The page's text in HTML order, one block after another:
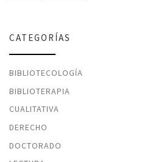
CATEGORÍAS
BIBLIOTECOLOGÍA
BIBLIOTERAPIA
CUALITATIVA
DERECHO
DOCTORADO